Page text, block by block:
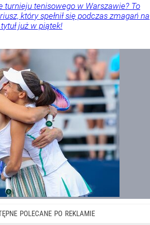
turnieju tenisowego w Warszawie? To
który spełnił się podczas zmagań na
już w piątek!